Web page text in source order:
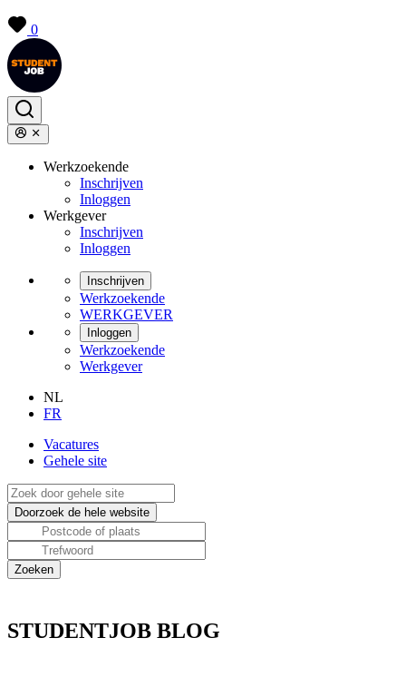
0
Werkzoekende
Inschrijven
Inloggen
Werkgever
Inschrijven
Inloggen
Inschrijven
Werkzoekende
WERKGEVER
Inloggen
Werkzoekende
Werkgever
NL
FR
Vacatures
Gehele site
STUDENTJOB BLOG